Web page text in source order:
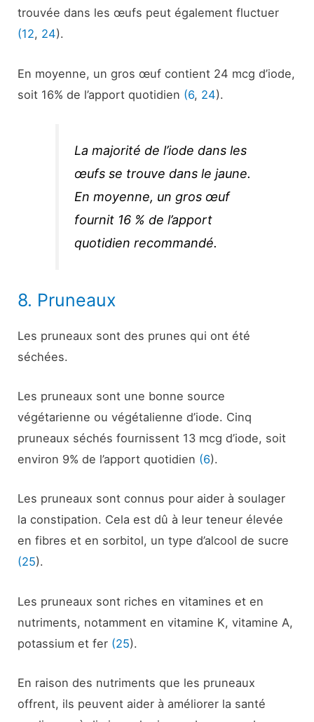
trouvée dans les œufs peut également fluctuer
(12, 24).
En moyenne, un gros œuf contient 24 mcg d’iode,
soit 16% de l’apport quotidien (6, 24).
La majorité de l’iode dans les
œufs se trouve dans le jaune.
En moyenne, un gros œuf
fournit 16 % de l’apport
quotidien recommandé.
8. Pruneaux
Les pruneaux sont des prunes qui ont été
séchées.
Les pruneaux sont une bonne source
végétarienne ou végétalienne d’iode. Cinq
pruneaux séchés fournissent 13 mcg d’iode, soit
environ 9% de l’apport quotidien (6).
Les pruneaux sont connus pour aider à soulager
la constipation. Cela est dû à leur teneur élevée
en fibres et en sorbitol, un type d’alcool de sucre
(25).
Les pruneaux sont riches en vitamines et en
nutriments, notamment en vitamine K, vitamine A,
potassium et fer (25).
En raison des nutriments que les pruneaux
offrent, ils peuvent aider à améliorer la santé